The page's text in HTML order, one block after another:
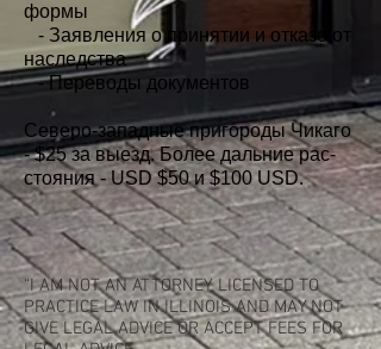
формы
- Заявления о принятии и отказе от
наследства
- Переводы документов
Северо-западные пригороды Чикаго
-$25 за выезд. Более дальние рас-
стояния - USD $50 и $100 USD.
“I AM NOT AN ATTORNEY LICENSED TO
PRACTICE LAW IN ILLINOIS AND MAY NOT
GIVE LEGAL ADVICE OR ACCEPT FEES FOR